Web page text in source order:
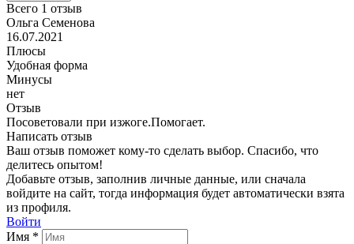
Всего 1 отзыв
Ольга Семенова
16.07.2021
Плюсы
Удобная форма
Минусы
нет
Отзыв
Посоветовали при изжоге.Помогает.
Написать отзыв
Ваш отзыв поможет кому-то сделать выбор. Спасибо, что
делитесь опытом!
Добавьте отзыв, заполнив личные данные, или сначала
войдите на сайт, тогда информация будет автоматически взята
из профиля.
Войти
Имя *